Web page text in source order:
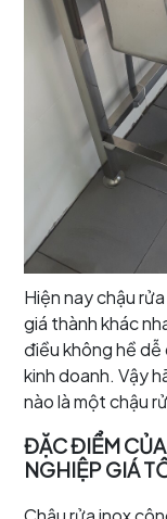
Hiện nay chậu
giá thành khác
điều không hề
kinh doanh. Vậy
nào là một chậu
ĐẶC ĐIỂM
NGHIỆP GIÁ